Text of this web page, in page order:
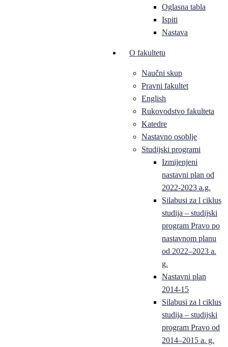
Oglasna tabla
Ispiti
Nastava
O fakultetu
Naučni skup
Pravni fakultet
English
Rukovodstvo fakulteta
Katedre
Nastavno osoblje
Studijski programi
Izmijenjeni
nastavni plan od
2022-2023 a.g.
Silabusi za l ciklus
studija – studijski
program Pravo po
nastavnom planu
od 2022–2023 a.
g.
Nastavni plan
2014-15
Silabusi za l ciklus
studija – studijski
program Pravo od
2014–2015 a. g.